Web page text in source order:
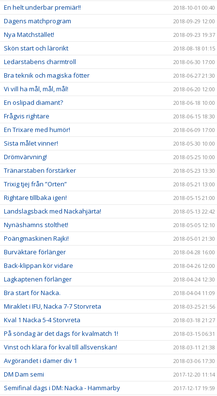
En helt underbar premiär!! 2018-10-01 00:40
Dagens matchprogram 2018-09-29 12:00
Nya Matchstället! 2018-09-23 19:37
Skön start och lärorikt 2018-08-18 01:15
Ledarstabens charmtroll 2018-06-30 17:00
Bra teknik och magiska fötter 2018-06-27 21:30
Vi vill ha mål, mål, mål! 2018-06-20 12:00
En oslipad diamant? 2018-06-18 10:00
Frågvis rightare 2018-06-15 18:30
En Trixare med humör! 2018-06-09 17:00
Sista målet vinner! 2018-05-30 10:00
Drömvärvning! 2018-05-25 10:00
Tränarstaben förstärker 2018-05-23 13:30
Trixig tjej från ”Orten” 2018-05-21 13:00
Rightare tillbaka igen! 2018-05-15 21:00
Landslagsback med Nackahjärta! 2018-05-13 22:42
Nynäshamns stolthet! 2018-05-05 12:10
Poängmaskinen Rajki! 2018-05-01 21:30
Burväktare förlänger 2018-04-28 16:00
Back-klippan kör vidare 2018-04-26 12:00
Lagkaptenen förlänger 2018-04-24 12:30
Bra start för Nacka. 2018-04-04 11:09
Miraklet i IFU, Nacka 7-7 Storvreta 2018-03-25 21:56
Kval 1 Nacka 5-4 Storvreta 2018-03-18 21:27
På söndag är det dags för kvalmatch 1! 2018-03-15 06:31
Vinst och klara för kval till allsvenskan! 2018-03-11 21:38
Avgörandet i damer div 1 2018-03-06 17:30
DM Dam semi 2017-12-20 11:14
Semifinal dags i DM: Nacka - Hammarby 2017-12-17 19:59